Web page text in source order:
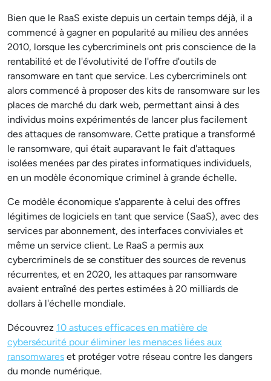
Bien que le RaaS existe depuis un certain temps déjà, il a
commencé à gagner en popularité au milieu des années
2010, lorsque les cybercriminels ont pris conscience de la
rentabilité et de l'évolutivité de l'offre d'outils de
ransomware en tant que service. Les cybercriminels ont
alors commencé à proposer des kits de ransomware sur les
places de marché du dark web, permettant ainsi à des
individus moins expérimentés de lancer plus facilement
des attaques de ransomware. Cette pratique a transformé
le ransomware, qui était auparavant le fait d'attaques
isolées menées par des pirates informatiques individuels,
en un modèle économique criminel à grande échelle.
Ce modèle économique s'apparente à celui des offres
légitimes de logiciels en tant que service (SaaS), avec des
services par abonnement, des interfaces conviviales et
même un service client. Le RaaS a permis aux
cybercriminels de se constituer des sources de revenus
récurrentes, et en 2020, les attaques par ransomware
avaient entraîné des pertes estimées à 20 milliards de
dollars à l'échelle mondiale.
Découvrez 10 astuces efficaces en matière de
cybersécurité pour éliminer les menaces liées aux
ransomwares et protéger votre réseau contre les dangers
du monde numérique.